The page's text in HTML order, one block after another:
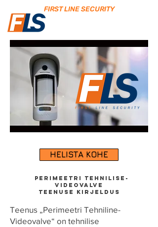
FIRST LINE SECURITY
HELISTA KOHE
Perimeetri Tehnilise-
Videovalve
teenuse kirjeldus
Teenus „Perimeetri Tehniline-
Videovalve“ on tehnilise